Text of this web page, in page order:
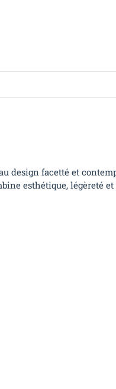
design facetté et
esthétique, légèreté